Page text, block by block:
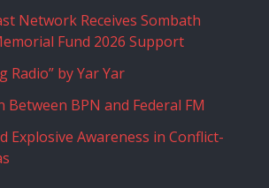
Network Receives Sombath
Fund 2026 Support
Radio” by Yar Yar
BPN and Federal FM
Explosive Awareness in Conflict-